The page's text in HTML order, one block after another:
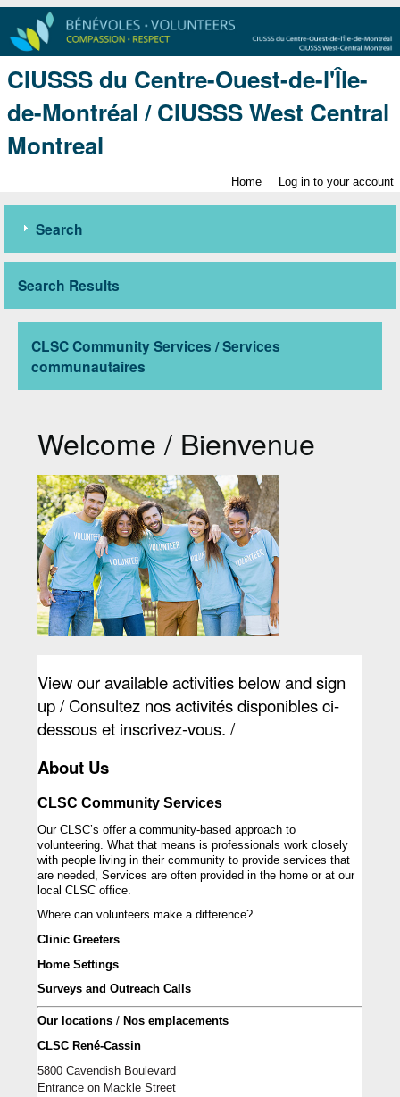
CIUSSS du Centre-Ouest-de-l'Île-
de-Montréal / CIUSSS West Central
Montreal
Home Log in to your account
Search
Search Results
CLSC Community Services / Services
communautaires
Welcome / Bienvenue
View our available activities below and sign
up / Consultez nos activités disponibles ci-
dessous et inscrivez-vous. /
About Us
CLSC Community Services
Our CLSC’s offer a community-based approach to
volunteering. What that means is professionals work closely
with people living in their community to provide services that
are needed, Services are often provided in the home or at our
local CLSC office.
Where can volunteers make a difference?
Clinic Greeters
Home Settings
Surveys and Outreach Calls
Our locations / Nos emplacements
CLSC René-Cassin
5800 Cavendish Boulevard
Entrance on Mackle Street